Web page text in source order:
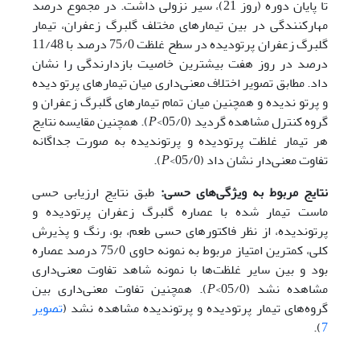
تا پایان دوره (روز 21)، سیر نزولی داشت. در مجموع درصد
مهارکنندگی در بین تیمارهای مختلف گلبرگ زعفران، تیمار
گلبرگ زعفران پرتودیده در سطح غلظت 75/0 درصد با 11/48
درصد در روز هفت بیشترین خاصیت بازدارندگی را نشان
داد. مطابق تصویر اختلاف معنی‌داری میان تیمارهای پرتو دیده
و پرتو ندیده و همچنین میان تمام تیمارهای گلبرگ زعفران و
گروه کنترل مشاهده گردید (05/0>
P). همچنین مقایسه نتایج
هر تیمار غلظت پرتودیده و پرتوندیده به صورت جداگانه
تفاوت معنی‌دار نشان داد (05/0>
P
).
نتایج مربوط به ویژگی‌های حسی: طبق نتایج ارزیابی حسی
ماست تیمار شده با عصاره گلبرگ زعفران پرتودیده و
پرتوندیده، از نظر فاکتورهای حسی طعم، بو، رنگ و پذیرش
کلی، کمترین امتیاز مربوط به نمونه حاوی 75/0 درصد عصاره
بود و بین سایر غلظت‌ها با نمونه شاهد تفاوت معنی‌داری
مشاهده نشد (05/0>
P). همچنین تفاوت معنی‌داری بین
گروه‌های تیمار پرتودیده و پرتوندیده مشاهده نشد (تصویر
7
).